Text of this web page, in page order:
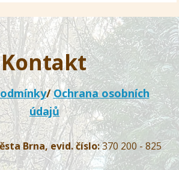
Kontakt
/Ochrana osobních
údajů
Brna, evid. číslo:370 200 - 825